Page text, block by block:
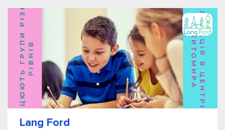
Lang Ford